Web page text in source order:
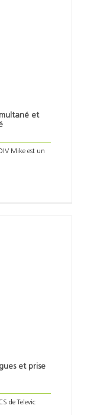
et
Mike est un
et prise
de Televic